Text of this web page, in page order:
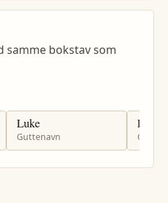
samme bokstav som
Luke
Guttenavn
Loke